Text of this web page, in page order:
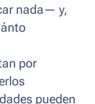
nada— y,
por
pueden